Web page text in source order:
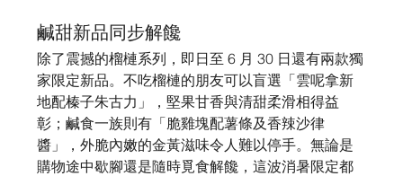
鹹甜新品同步解饞
除了震撼的榴槤系列，即日至 6 月 30 日還有兩款獨
家限定新品。不吃榴槤的朋友可以盲選「雲呢拿新
地配榛子朱古力」，堅果甘香與清甜柔滑相得益
彰；鹹食一族則有「脆雞塊配薯條及香辣沙律
醬」，外脆內嫩的金黃滋味令人難以停手。無論是
購物途中歇腳還是隨時覓食解饞，這波消暑限定都